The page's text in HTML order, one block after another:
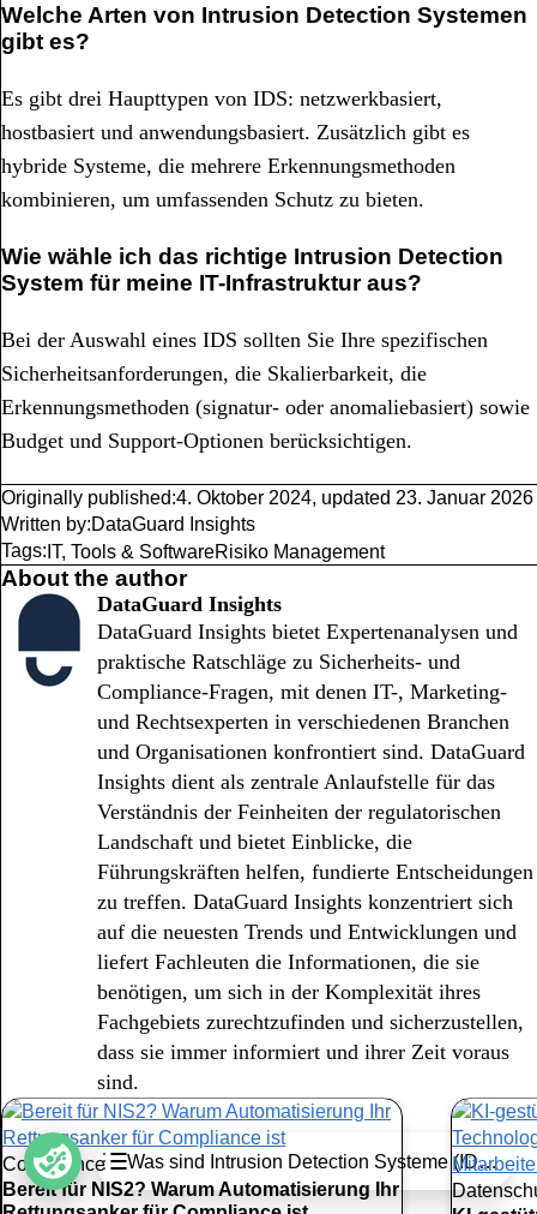
Table of Contents
Key Takeaways
Was sind Intrusion Detection Systeme (IDS)?
Welche Arten von Intrusion Detection Systemen
gibt es?
Es gibt drei Haupttypen von IDS: netzwerkbasiert,
hostbasiert und anwendungsbasiert. Zusätzlich gibt es
hybride Systeme, die mehrere Erkennungsmethoden
kombinieren, um umfassenden Schutz zu bieten.
Wie wähle ich das richtige Intrusion Detection
System für meine IT-Infrastruktur aus?
Bei der Auswahl eines IDS sollten Sie Ihre spezifischen
Sicherheitsanforderungen, die Skalierbarkeit, die
Erkennungsmethoden (signatur- oder anomaliebasiert) sowie
Budget und Support-Optionen berücksichtigen.
Originally published:4. Oktober 2024, updated 23. Januar 2026
Written by:DataGuard Insights
Tags: IT, Tools & SoftwareRisiko Management
About the author
DataGuard Insights
DataGuard Insights bietet Expertenanalysen und
praktische Ratschläge zu Sicherheits- und
Compliance-Fragen, mit denen IT-, Marketing-
und Rechtsexperten in verschiedenen Branchen
und Organisationen konfrontiert sind. DataGuard
Insights dient als zentrale Anlaufstelle für das
Verständnis der Feinheiten der regulatorischen
Landschaft und bietet Einblicke, die
Führungskräften helfen, fundierte Entscheidungen
zu treffen. DataGuard Insights konzentriert sich
auf die neuesten Trends und Entwicklungen und
liefert Fachleuten die Informationen, die sie
benötigen, um sich in der Komplexität ihres
Fachgebiets zurechtzufinden und sicherzustellen,
dass sie immer informiert und ihrer Zeit voraus
sind.
Compliance
Bereit für NIS2? Warum Automatisierung Ihr